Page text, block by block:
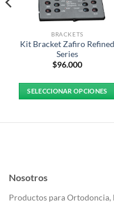
BRACKETS
Kit Bracket Zafiro Refined
Series
$96.000
SELECCIONAR OPCIONES
pueden
Nosotros
Productos para